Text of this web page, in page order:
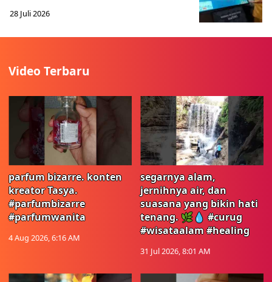
28 Juli 2026
Video Terbaru
parfum bizarre. konten
kreator Tasya.
#parfumbizarre
#parfumwanita
4 Aug 2026, 6:16 AM
segarnya alam,
jernihnya air, dan
suasana yang bikin hati
tenang. 🌿💧 #curug
#wisataalam #healing
31 Jul 2026, 8:01 AM